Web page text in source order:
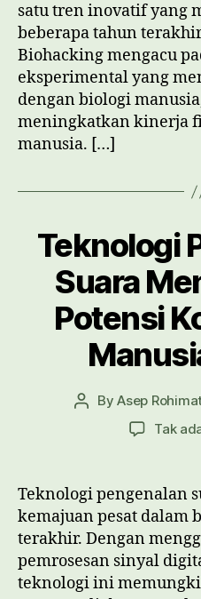
satu tren inovatif yang
beberapa tahun
Biohacking mengacu
eksperimental yang
dengan biologi
meningkatkan kinerja
manusia. […]
Teknologi
Suara
Potensi
PostByAsep
Tak
Teknologi pengenalan
kemajuan pesat dalam
terakhir. Dengan
pemrosesan sinyal
teknologi ini